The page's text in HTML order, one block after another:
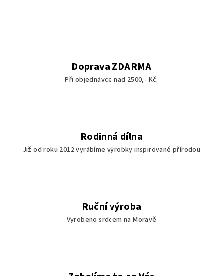
Doprava ZDARMA
Při objednávce nad 2500,- Kč.
Rodinná dílna
Již od roku 2012 vyrábíme výrobky inspirované přírodou
Ruční výroba
Vyrobeno srdcem na Moravě